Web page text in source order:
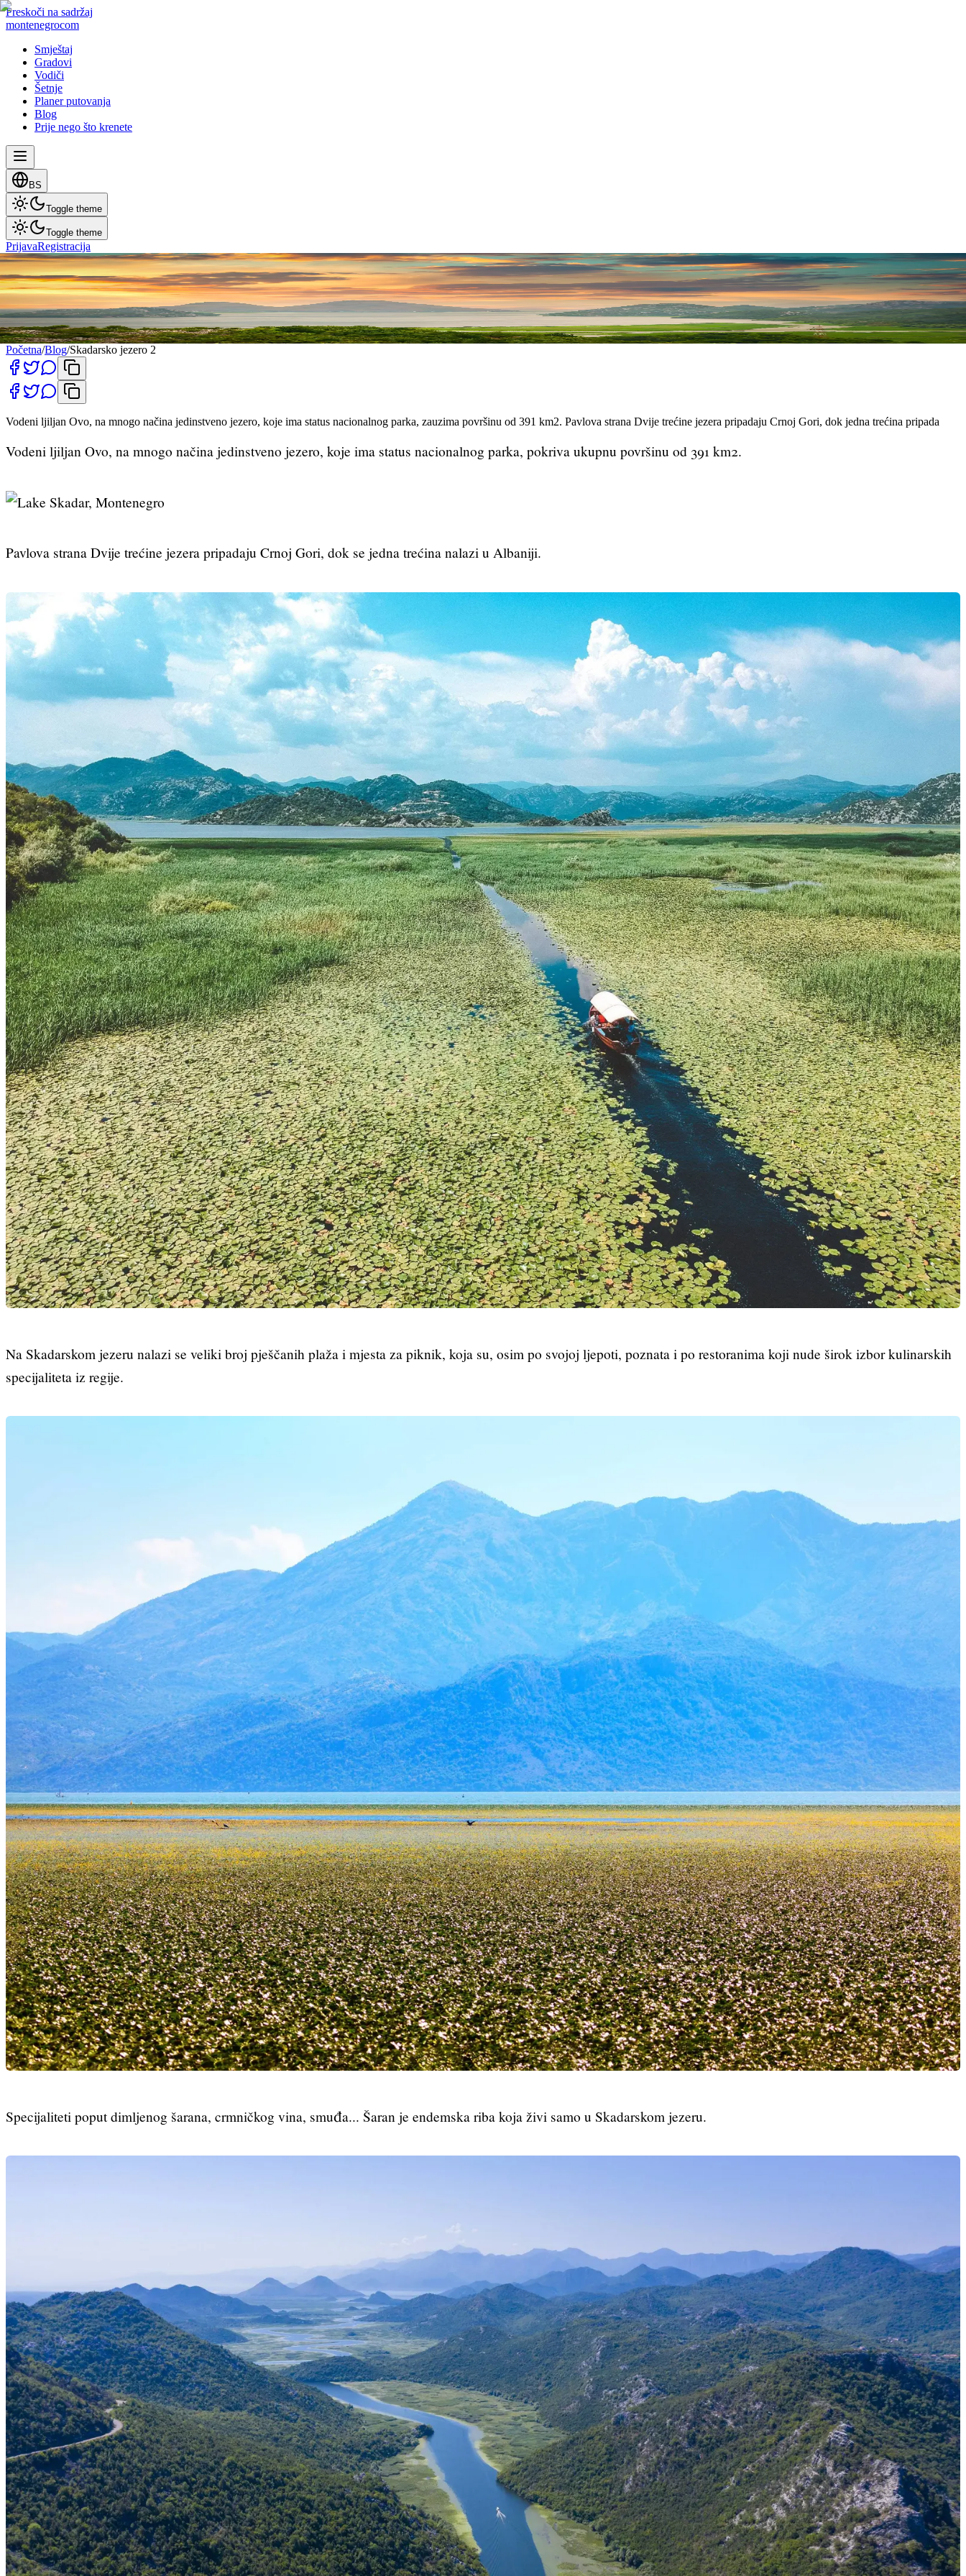
Preskoči na sadržaj
montenegrocom
Smještaj
Gradovi
Vodiči
Šetnje
Planer putovanja
Blog
Prije nego što krenete
BS
Toggle theme
Toggle theme
PrijavaRegistracija
Kultura i historija
Skadarsko jezero 2
From the Archives Created 1. januar 2003.Updated 1. juli 2021. 1 min čitanjaod Mila Božić
Početna/Blog/Skadarsko jezero 2
Vodeni ljiljan Ovo, na mnogo načina jedinstveno jezero, koje ima status nacionalnog parka, zauzima površinu od 391 km2. Pavlova strana Dvije trećine jezera pripadaju Crnoj Gori, dok jedna trećina pripada
Vodeni ljiljan Ovo, na mnogo načina jedinstveno jezero, koje ima status nacionalnog parka, pokriva ukupnu površinu od 391 km2.
Pavlova strana Dvije trećine jezera pripadaju Crnoj Gori, dok se jedna trećina nalazi u Albaniji.
Na Skadarskom jezeru nalazi se veliki broj pješčanih plaža i mjesta za piknik, koja su, osim po svojoj ljepoti, poznata i po restoranima koji nude širok izbor kulinarskih
specijaliteta iz regije.
Specijaliteti poput dimljenog šarana, crmničkog vina, smuđa... Šaran je endemska riba koja živi samo u Skadarskom jezeru.